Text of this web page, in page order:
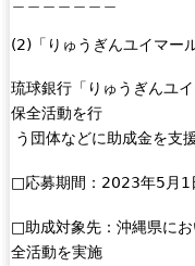
(2)「りゅうぎんユイマー
琉球銀行「りゅうぎんユ
保全活動を行
う団体などに助成金を支
□応募期間：2023年5月
□助成対象先：沖縄県に
全活動を実施